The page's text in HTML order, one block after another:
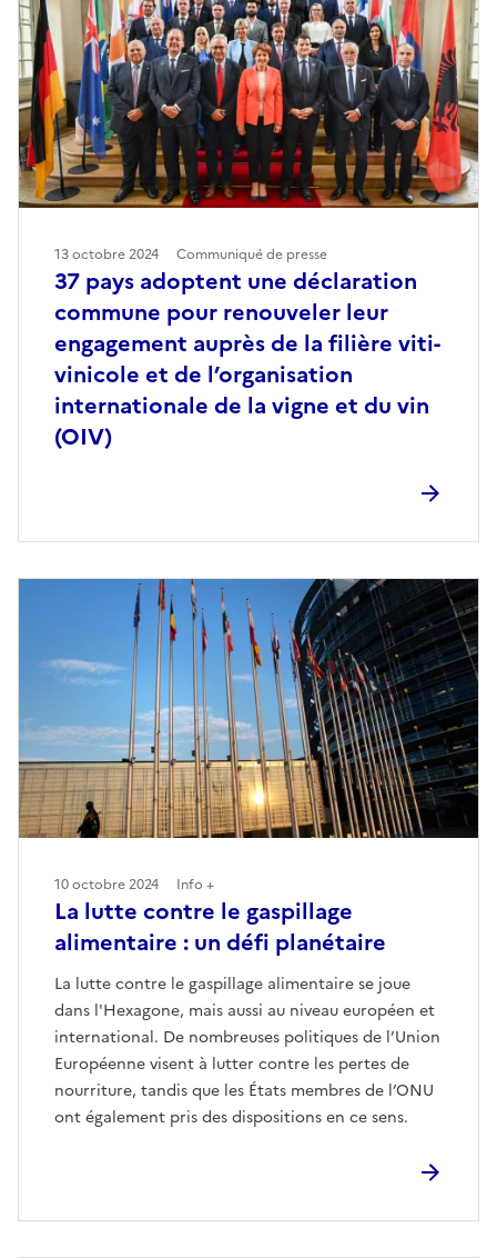
37 pays adoptent une déclaration
commune pour renouveler leur
engagement auprès de la filière viti-
vinicole et de l’organisation
internationale de la vigne et du vin
(OIV)
13 octobre 2024 Communiqué de presse
La lutte contre le gaspillage
alimentaire : un défi planétaire
La lutte contre le gaspillage alimentaire se joue
dans l'Hexagone, mais aussi au niveau européen et
international. De nombreuses politiques de l’Union
Européenne visent à lutter contre les pertes de
nourriture, tandis que les États membres de l’ONU
ont également pris des dispositions en ce sens.
10 octobre 2024 Info +